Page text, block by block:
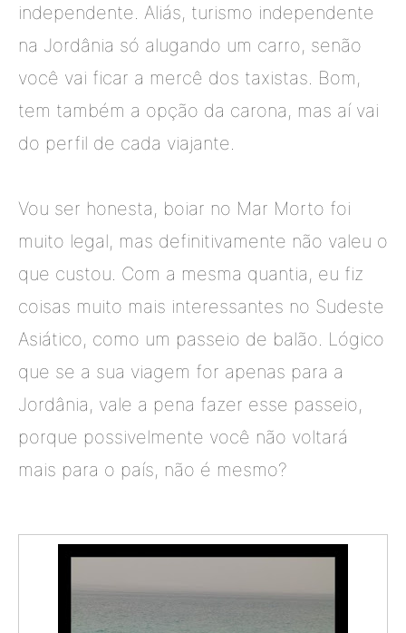
independente. Aliás, turismo independente
na Jordânia só alugando um carro, senão
você vai ficar a mercê dos taxistas. Bom,
tem também a opção da carona, mas aí vai
do perfil de cada viajante
Vou ser honesta, boiar no Mar Morto foi
muito legal, mas definitivamente não valeu o
que custou. Com a mesma quantia, eu fiz
coisas muito mais interessantes no Sudeste
Asiático, como um passeio de balão. L ógico
que se a sua viagem for apenas para a
Jordânia, vale a pena fazer esse passeio,
porque possivelmente você não voltará
mais para o país, não é mesmo?